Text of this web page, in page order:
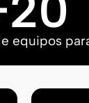
equipos